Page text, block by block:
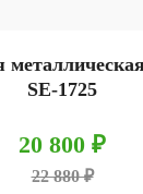
SE-1725
20 800 ₽
22 880 ₽